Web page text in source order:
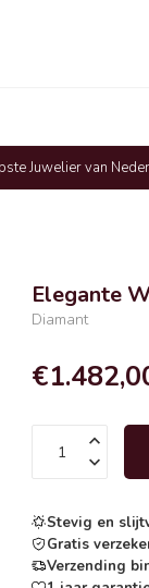
Juwelier van
Elegante
Diamant
Stevig en
Gratis
Verzending